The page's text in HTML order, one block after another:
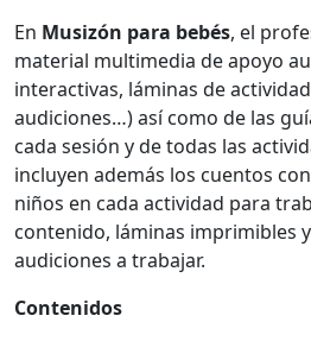
En Musizón para bebés, el
material multimedia de apoyo
interactivas, láminas de
audiciones…) así como de las
cada sesión y de todas las
incluyen además los cuentos
niños en cada actividad para
contenido, láminas imprimibles
audiciones a trabajar.
Contenidos